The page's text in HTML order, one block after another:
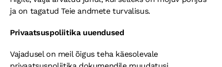
ja on tagatud Teie andmete turvalisus.
Privaatsuspoliitika uuendused
Vajadusel on meil õigus teha käesolevale